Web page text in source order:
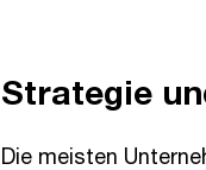
Strategie
Die meisten